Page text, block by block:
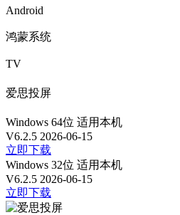
Android
鸿蒙系统
TV
爱思投屏
Windows 64位 适用本机
V6.2.5 2026-06-15
立即下载
Windows 32位 适用本机
V6.2.5 2026-06-15
立即下载